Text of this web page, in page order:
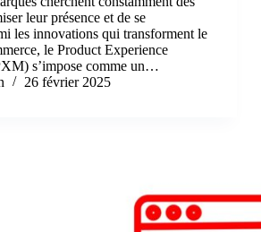
leur présence et de se
les innovations qui transforment le
le Product Experience
s’impose comme un…
26 février 2025